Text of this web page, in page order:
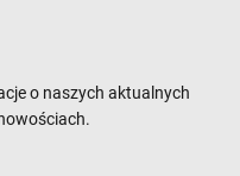
o naszych aktualnych